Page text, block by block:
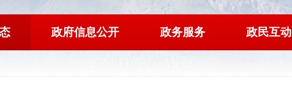
政府信息公开 政务服务 政民互动